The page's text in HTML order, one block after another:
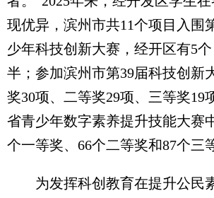
现优异，滨州市共11个项目入围
少年科技创新大赛，经开区有5
半；参加滨州市第39届科技创新
奖30项、二等奖29项、三等奖19
省青少年数字素养提升技能大赛
个一等奖、66个二等奖和87个三
为发挥科创教育在提升公民